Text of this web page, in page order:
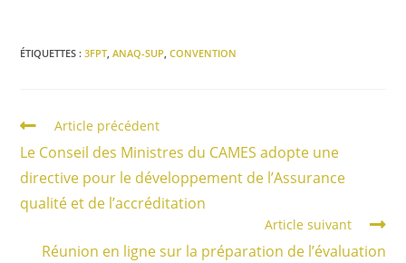
ÉTIQUETTES :3FPT ANAQ-SUP CONVENTION
Article précédent
Le Conseil des Ministres du CAMES adopte une
directive pour le développement de l’Assurance
qualité et de l’accréditation
Article suivant
Réunion en ligne sur la préparation de l’évaluation